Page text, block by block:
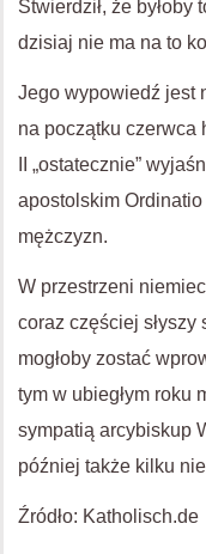
Stwierdził, że byłoby
dzisiaj nie ma na to
Jego wypowiedź jest
na początku czerwca
II „ostatecznie”
apostolskim
mężczyzn.
W przestrzeni
coraz częściej słyszy
mogłoby zostać
tym w ubiegłym roku
sympatią arcybiskup
później także kilku
Źródło: Katholisch.de